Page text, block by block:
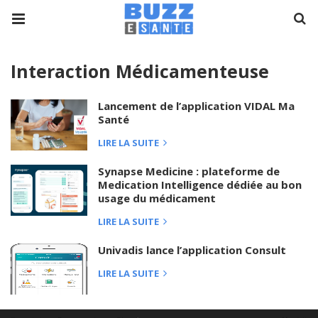
Interaction Médicamenteuse
Lancement de l’application VIDAL Ma
Santé
LIRE LA SUITE
Synapse Medicine : plateforme de
Medication Intelligence dédiée au bon
usage du médicament
LIRE LA SUITE
Univadis lance l’application Consult
LIRE LA SUITE